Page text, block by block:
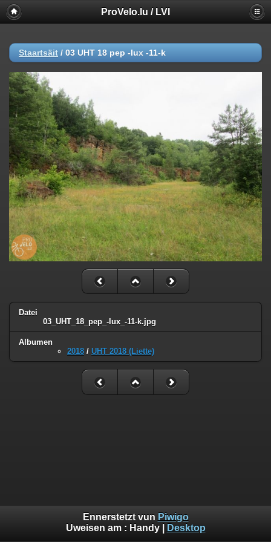
ProVelo.lu / LVI
Staartsäit / 03 UHT 18 pep -lux -11-k
Datei
03_UHT_18_pep_-lux_-11-k.jpg
Albumen
2018 / UHT 2018 (Liette)
Ennerstetzt vun Piwigo
Uweisen am : Handy| Desktop